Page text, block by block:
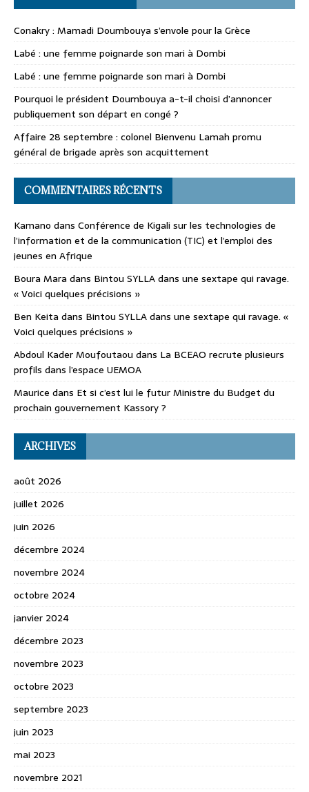
Conakry : Mamadi Doumbouya s’envole pour la Grèce
Labé : une femme poignarde son mari à Dombi
Labé : une femme poignarde son mari à Dombi
Pourquoi le président Doumbouya a-t-il choisi d’annoncer
publiquement son départ en congé ?
Affaire 28 septembre : colonel Bienvenu Lamah promu
général de brigade après son acquittement
COMMENTAIRES RÉCENTS
Kamano dans Conférence de Kigali sur les technologies de
l’information et de la communication (TIC) et l’emploi des
jeunes en Afrique
Boura Mara dans Bintou SYLLA dans une sextape qui ravage.
« Voici quelques précisions »
Ben Keita dans Bintou SYLLA dans une sextape qui ravage. «
Voici quelques précisions »
Abdoul Kader Moufoutaou dans La BCEAO recrute plusieurs
profils dans l’espace UEMOA
Maurice dans Et si c’est lui le futur Ministre du Budget du
prochain gouvernement Kassory ?
ARCHIVES
août 2026
juillet 2026
juin 2026
décembre 2024
novembre 2024
octobre 2024
janvier 2024
décembre 2023
novembre 2023
octobre 2023
septembre 2023
juin 2023
mai 2023
novembre 2021